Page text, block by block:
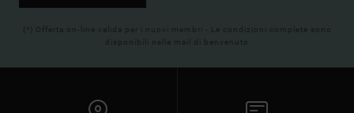
(*) Offerta on-line valida per i nuovi membri - Le condizioni complete sono
disponibili nella mail di benvenuto